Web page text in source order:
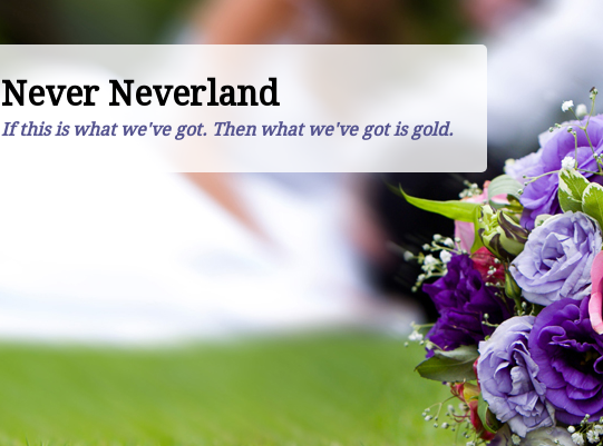
Never Neverland
If this is what we've got. Then what we've got is gold.